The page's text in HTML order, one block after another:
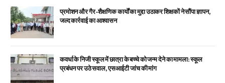
प्रमोशन और गैर-शैक्षणिक कार्यों का मुद्दा उठाकर शिक्षकों ने सौंपा ज्ञापन,
जल्द कार्रवाई का आश्वासन
कवर्धा के निजी स्कूल में छात्रा के बच्चे को जन्म देने का मामला: स्कूल
प्रबंधन पर उठे सवाल, एसआईटी जांच की मांग